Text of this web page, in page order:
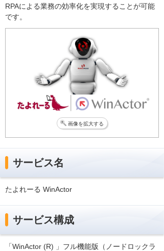
RPAによる業務の効率化を実現することが可能
です。
画像を拡大する
サービス名
たよれーる WinActor
サービス構成
「WinActor (R) 」フル機能版（ノードロックラ